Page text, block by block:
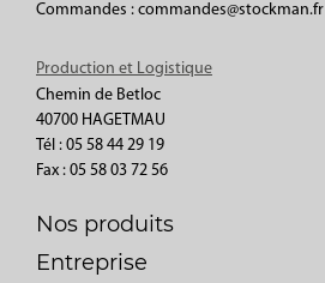
Commandes : commandes@stockman.fr
Production et Logistique
Chemin de Betloc
40700 HAGETMAU
Tél : 05 58 44 29 19
Fax : 05 58 03 72 56
Nos produits
Entreprise